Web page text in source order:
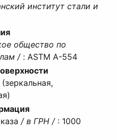
институт стали и
общество по
/ : ASTM A-554
/ в ГРН / : 1000